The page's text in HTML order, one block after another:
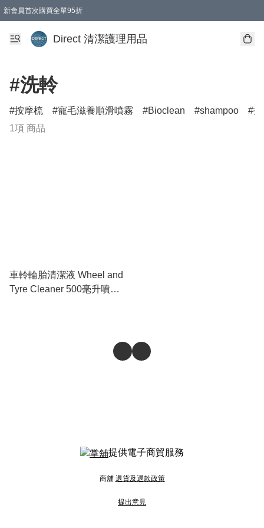
新會員首次購買全單95折
Direct 清潔護理用品
#洗軨
按摩梳 寵毛滋養順滑噴霧 Bioclean shampoo
1項 商品
車軨輪胎清潔液 Wheel and
Tyre Cleaner 500毫升噴頭
提供電子商貿服務
商舖 退貨及退款政策
提出意見